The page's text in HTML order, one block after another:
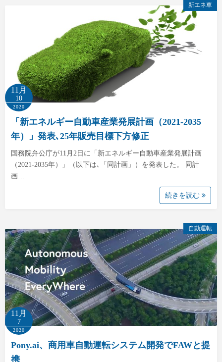
新エネ車
11月
10
2020
「新エネルギー自動車産業発展計画（2021-2035
年）」発表､25年販売目標下方修正
国務院弁公庁が11月2日に「新エネルギー自動車産業発展計画
（2021-2035年）」（以下は､「同計画」）を発表した。 同計
画…
続きを読む
自動運転
11月
7
2020
Pony.ai、商用車自動運転システム開発でFAWと提
携